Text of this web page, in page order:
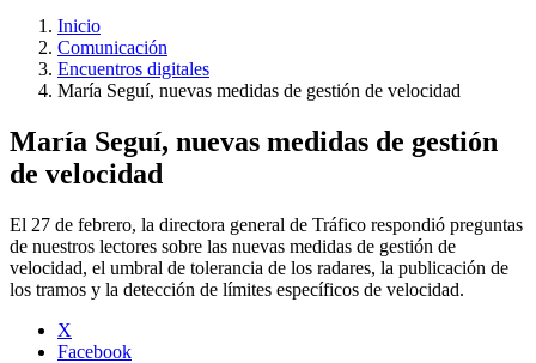
Inicio
Comunicación
Encuentros digitales
María Seguí, nuevas medidas de gestión de velocidad
María Seguí, nuevas medidas de gestión
de velocidad
El 27 de febrero, la directora general de Tráfico respondió preguntas
de nuestros lectores sobre las nuevas medidas de gestión de
velocidad, el umbral de tolerancia de los radares, la publicación de
los tramos y la detección de límites específicos de velocidad.
X
Facebook